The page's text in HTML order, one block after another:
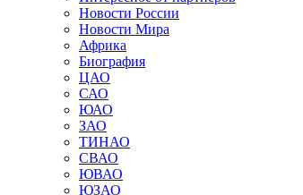
Новости России
Новости Мира
Африка
Биография
ЦАО
САО
ЮАО
ЗАО
ТИНАО
СВАО
ЮВАО
ЮЗАО